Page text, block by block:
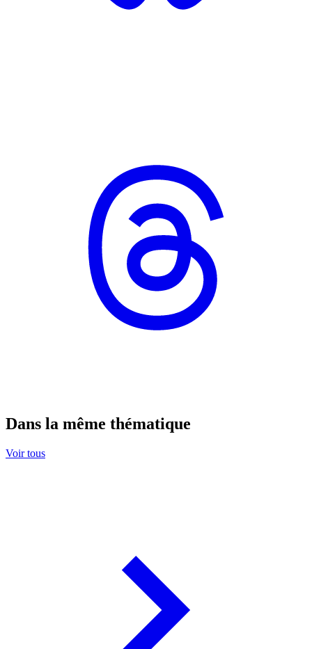
Dans la même thématique
Voir tous